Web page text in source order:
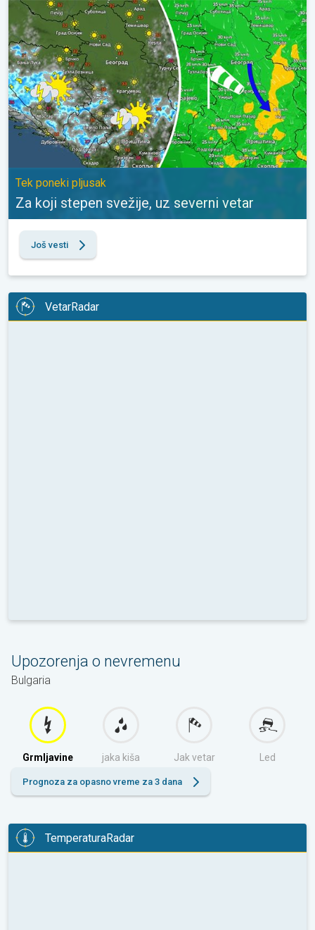
Za koji stepen svežije, uz severni vetar. Tek poneki pljusak. . .
Tek poneki pljusak
Za koji stepen svežije, uz severni vetar
Još vesti
VetarRadar
Upozorenja o nevremenu
Bulgaria
Grmljavine jaka kiša Jak vetar Led
Prognoza za opasno vreme za 3 dana
TemperaturaRadar